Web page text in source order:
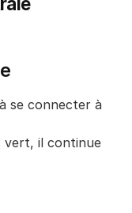
se connecter à
vert, il continue